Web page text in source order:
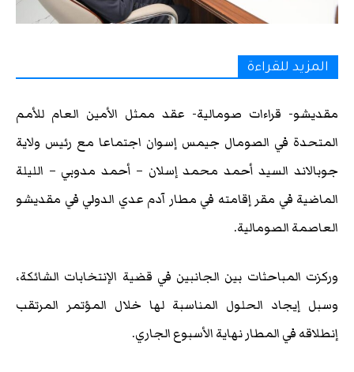
المزيد للقراءة
مقديشو- قراءات صومالية- عقد ممثل الأمين العام للأمم
المتحدة في الصومال جيمس إسوان اجتماعا مع رئيس ولاية
جوبالاند السيد أحمد محمد إسلان – أحمد مدوبي – الليلة
الماضية في مقر إقامته في مطار آدم عدي الدولي في مقديشو
العاصمة الصومالية.
وركزت المباحثات بين الجانبين في قضية الإنتخابات الشائكة،
وسبل إيجاد الحلول المناسبة لها خلال المؤتمر المرتقب
إنطلاقه في المطار نهاية الأسبوع الجاري.